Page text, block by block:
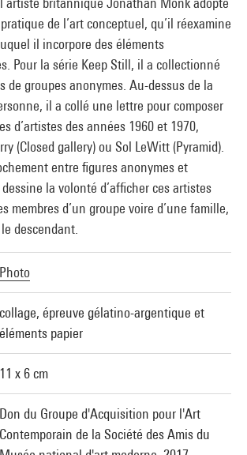
de l’art conceptuel, qu’il réexamine
il incorpore des éléments
Pour la série Keep Still, il a collectionné
de groupes anonymes. Au-dessus de la
il a collé une lettre pour composer
d’artistes des années 1960 et 1970,
(Closed gallery) ou Sol LeWitt (Pyramid).
entre figures anonymes et
la volonté d’afficher ces artistes
membres d’un groupe voire d’une famille,
descendant.
Photo
collage, épreuve gélatino-argentique et
éléments papier
11 x 6 cm
Don du Groupe d'Acquisition pour l'Art
Contemporain de la Société des Amis du